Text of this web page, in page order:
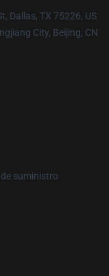
Dallas, TX 75226, US
City, Beijing, CN
suministro